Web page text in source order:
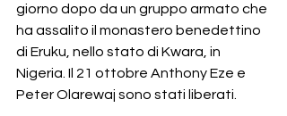
giorno dopo da un gruppo armato che
ha assalito il monastero benedettino
di Eruku, nello stato di Kwara, in
Nigeria. Il 21 ottobre Anthony Eze e
Peter Olarewaj sono stati liberati.